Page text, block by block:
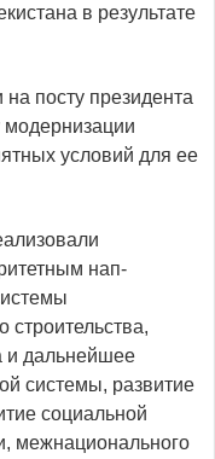
в результате
посту президента
модернизации
условий для ее
нап­
строительства,
и дальнейшее
системы, развитие
социальной
межнационального